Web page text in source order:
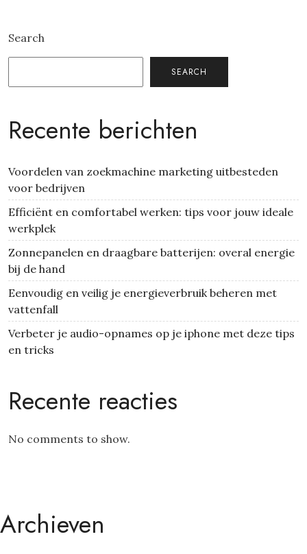
Search
SEARCH
Recente berichten
Voordelen van zoekmachine marketing uitbesteden
voor bedrijven
Efficiënt en comfortabel werken: tips voor jouw ideale
werkplek
Zonnepanelen en draagbare batterijen: overal energie
bij de hand
Eenvoudig en veilig je energieverbruik beheren met
vattenfall
Verbeter je audio-opnames op je iphone met deze tips
en tricks
Recente reacties
No comments to show.
Archieven